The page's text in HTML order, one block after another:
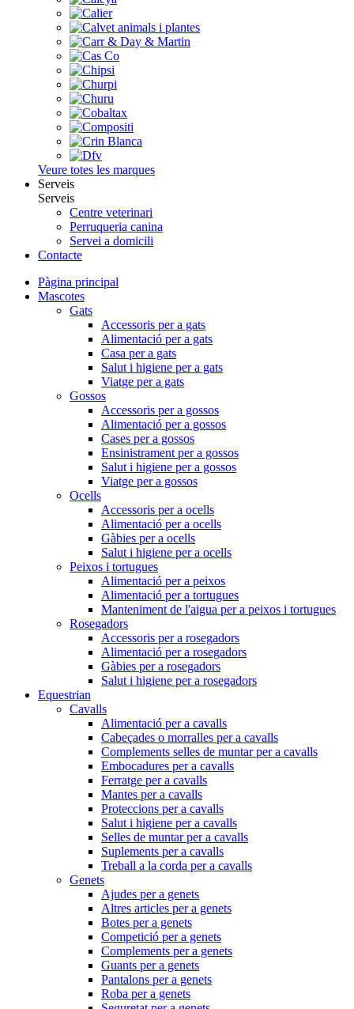
Veure totes les marques
Serveis
Serveis
Centre veterinari
Perruqueria canina
Servei a domicili
Contacte
Pàgina principal
Mascotes
Gats
Accessoris per a gats
Alimentació per a gats
Casa per a gats
Salut i higiene per a gats
Viatge per a gats
Gossos
Accessoris per a gossos
Alimentació per a gossos
Cases per a gossos
Ensinistrament per a gossos
Salut i higiene per a gossos
Viatge per a gossos
Ocells
Accessoris per a ocells
Alimentació per a ocells
Gàbies per a ocells
Salut i higiene per a ocells
Peixos i tortugues
Alimentació per a peixos
Alimentació per a tortugues
Manteniment de l'aigua per a peixos i tortugues
Rosegadors
Accessoris per a rosegadors
Alimentació per a rosegadors
Gàbies per a rosegadors
Salut i higiene per a rosegadors
Equestrian
Cavalls
Alimentació per a cavalls
Cabeçades o morralles per a cavalls
Complements selles de muntar per a cavalls
Embocadures per a cavalls
Ferratge per a cavalls
Mantes per a cavalls
Proteccions per a cavalls
Salut i higiene per a cavalls
Selles de muntar per a cavalls
Suplements per a cavalls
Treball a la corda per a cavalls
Genets
Ajudes per a genets
Altres articles per a genets
Botes per a genets
Competició per a genets
Complements per a genets
Guants per a genets
Pantalons per a genets
Roba per a genets